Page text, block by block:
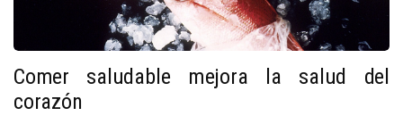
Comer saludable mejora la salud del
corazón